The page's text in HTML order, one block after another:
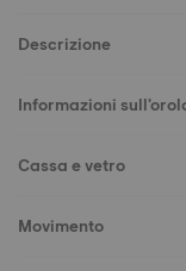
Descrizione
Informazioni
Cassa e vetro
Movimento